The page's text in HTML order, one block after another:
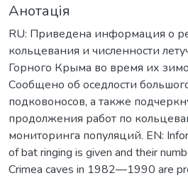
Анотація
RU: Приведена информация о
кольцевания и численности
Горного Крыма во время их
Сообщено об оседлости
подковоносов, а также
продолжения работ по
мониторинга популяций. EN:
of bat ringing is given and their
Crimea caves in 1982—1990 are